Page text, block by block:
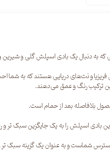
و نت‌های دریایی هستند که به
ترکیب رنگ و عمق می‌دهند.
بلافاصله بعد از حمام است.
دسترس شماست و به عنوان یک گزینه سبک